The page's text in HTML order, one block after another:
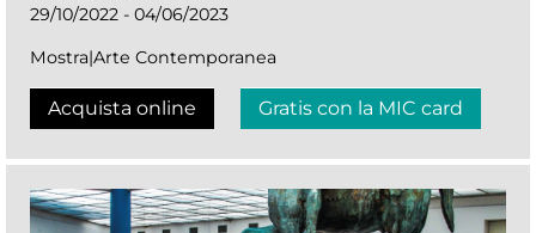
29/10/2022 - 04/06/2023
Mostra|Arte Contemporanea
Acquista online Gratis con la MIC card